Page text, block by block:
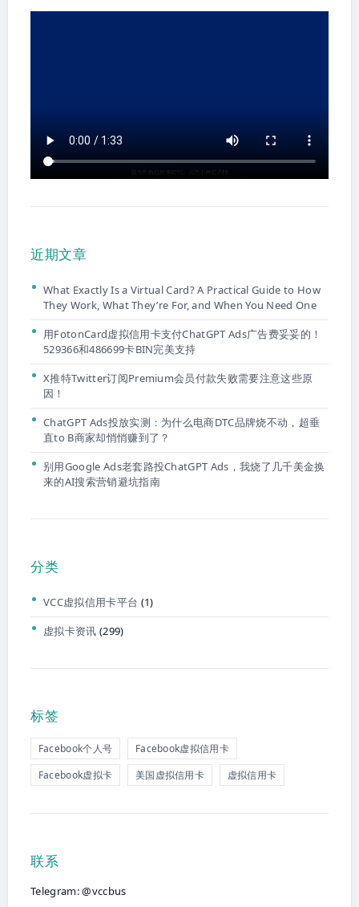
近期文章
What Exactly Is a Virtual Card? A Practical Guide to How
They Work, What They’re For, and When You Need One
用FotonCard虚拟信用卡支付ChatGPT Ads广告费妥妥的！
529366和486699卡BIN完美支持
X推特Twitter订阅Premium会员付款失败需要注意这些原
因！
ChatGPT Ads投放实测：为什么电商DTC品牌烧不动，超垂
直to B商家却悄悄赚到了？
别用Google Ads老套路投ChatGPT Ads，我烧了几千美金换
来的AI搜索营销避坑指南
分类
VCC虚拟信用卡平台 (1)
虚拟卡资讯 (299)
标签
Facebook个人号
Facebook虚拟信用卡
Facebook虚拟卡
美国虚拟信用卡 虚拟信用卡
联系
Telegram: @vccbus